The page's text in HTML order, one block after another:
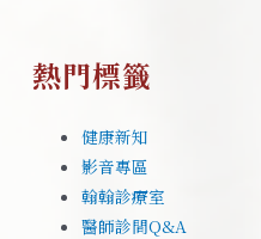
熱門標籤
健康新知
影音專區
翰翰診療室
醫師診間Q&A